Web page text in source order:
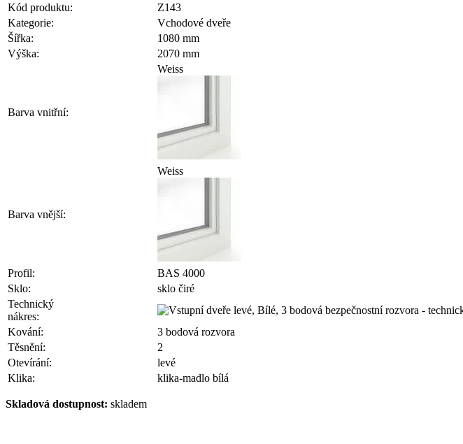
Kód produktu:
Z143
Kategorie:
Vchodové dveře
Šířka:
1080 mm
Výška:
2070 mm
Barva vnitřní:
Weiss
Barva vnější:
Weiss
Profil:
BAS 4000
Sklo:
sklo čiré
Technický
nákres:
Kování:
3 bodová rozvora
Těsnění:
2
Otevírání:
levé
Klika:
klika-madlo bílá
Skladová dostupnost: skladem